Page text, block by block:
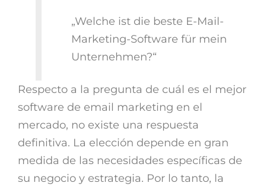
„Welche ist die beste E-Mail-
Marketing-Software für mein
Unternehmen?“
Respecto a la pregunta de cuál es el mejor
software de email marketing en el
mercado, no existe una respuesta
definitiva. La elección depende en gran
medida de las necesidades específicas de
su negocio y estrategia. Por lo tanto, la